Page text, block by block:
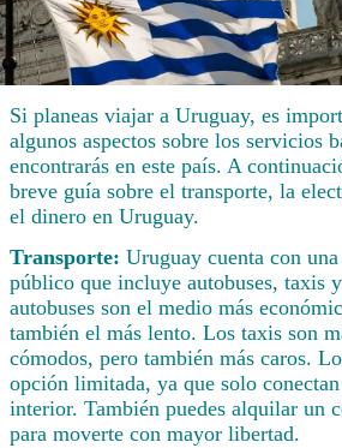
Si planeas viajar a Uruguay, es
algunos aspectos sobre los servicios
encontrarás en este país. A
breve guía sobre el transporte, la
el dinero en Uruguay.
Transporte: Uruguay cuenta con
público que incluye autobuses, taxis
autobuses son el medio más
también el más lento. Los taxis son
cómodos, pero también más caros.
opción limitada, ya que solo
interior. También puedes alquilar un
para moverte con mayor libertad.